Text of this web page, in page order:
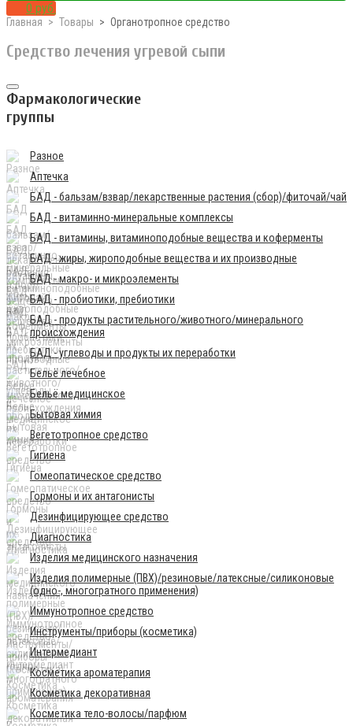
0 руб.
Главная Товары Органотропное средство
Средство лечения угревой сыпи
Фармакологические
группы
Разное
Аптечка
БАД - бальзам/взвар/лекарственные растения (сбор)/фиточай/чай
БАД - витаминно-минеральные комплексы
БАД - витамины, витаминоподобные вещества и коферменты
БАД - жиры, жироподобные вещества и их производные
БАД - макро- и микроэлементы
БАД - пробиотики, пребиотики
БАД - продукты растительного/животного/минерального
происхождения
БАД - углеводы и продукты их переработки
Бельё лечебное
Бельё медицинское
Бытовая химия
Вегетотропное средство
Гигиена
Гомеопатическое средство
Гормоны и их антагонисты
Дезинфицирующее средство
Диагностика
Изделия медицинского назначения
Изделия полимерные (ПВХ)/резиновые/латексные/силиконовые
(одно-, многогратного применения)
Иммунотропное средство
Инструменты/приборы (косметика)
Интермедиант
Косметика ароматерапия
Косметика декоративная
Косметика тело-волосы/парфюм